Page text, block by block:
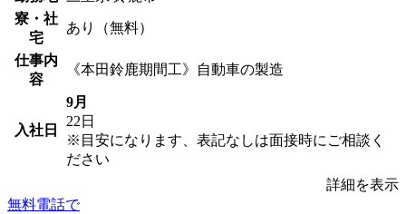
寮・社
宅
あり（無料）
仕事内
容
《本田鈴鹿期間工》自動車の製造
入社日
9月
22日
※目安になります、表記なしは面接時にご相談く
ださい
詳細を表示
無料電話で